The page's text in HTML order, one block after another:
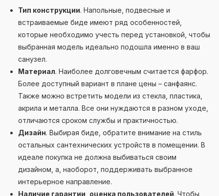
Тип конструкции. Напольные, подвесные и
встраиваемые биде имеют ряд особенностей,
которые необходимо учесть перед установкой, чтобы
выбранная модель идеально подошла именно в ваш
санузел.
Материал. Наиболее долговечным считается фарфор.
Более доступный вариант в плане цены – санфаянс.
Также можно встретить модели из стекла, пластика,
акрила и металла. Все они нуждаются в разном уходе,
отличаются сроком службы и практичностью.
Дизайн. Выбирая биде, обратите внимание на стиль
остальных сантехнических устройств в помещении. В
идеале покупка не должна выбиваться своим
дизайном, а, наоборот, поддерживать выбранное
интерьерное направление.
Наличие гарантии, оценка пользователей. Чтобы